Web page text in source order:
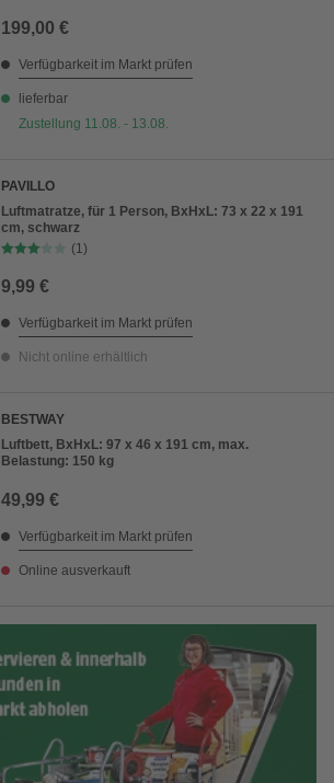
199,00 €
Verfügbarkeit im Markt prüfen
lieferbar
Zustellung 11.08. - 13.08.
PAVILLO
Luftmatratze, für 1 Person, BxHxL: 73 x 22 x 191
cm, schwarz
(1)
9,99 €
Verfügbarkeit im Markt prüfen
Nicht online erhältlich
BESTWAY
Luftbett, BxHxL: 97 x 46 x 191 cm, max.
Belastung: 150 kg
49,99 €
Verfügbarkeit im Markt prüfen
Online ausverkauft